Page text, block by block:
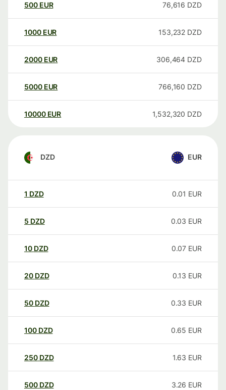
500 EUR 76,616 DZD
1000 EUR 153,232 DZD
2000 EUR 306,464 DZD
5000 EUR 766,160 DZD
10000 EUR 1,532,320 DZD
DZD EUR
1 DZD 0.01 EUR
5 DZD 0.03 EUR
10 DZD 0.07 EUR
20 DZD 0.13 EUR
50 DZD 0.33 EUR
100 DZD 0.65 EUR
250 DZD 1.63 EUR
500 DZD 3.26 EUR